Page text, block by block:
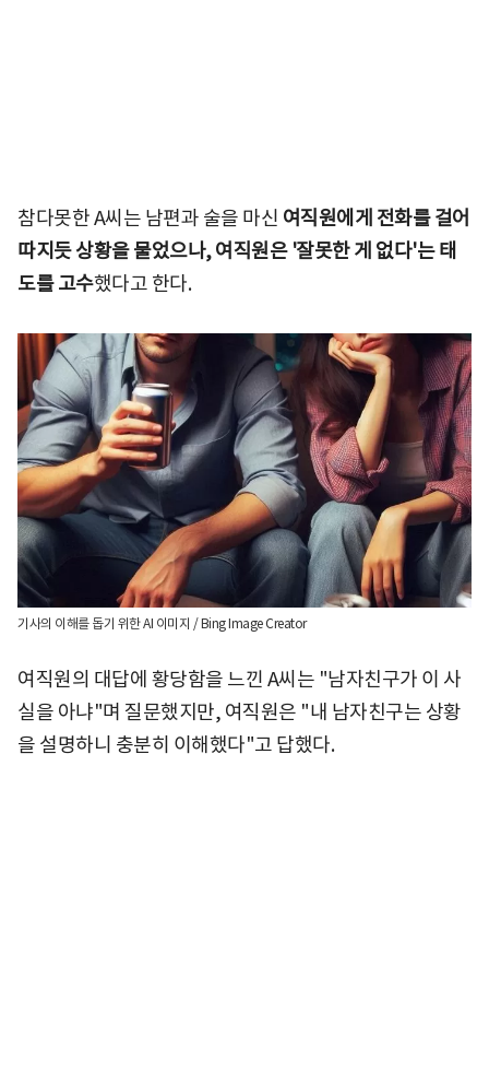
참다못한 A씨는 남편과 술을 마신 여직원에게 전화를 걸어
따지듯 상황을 물었으나, 여직원은 '잘못한 게 없다'는 태
도를 고수했다고 한다.
기사의 이해를 돕기 위한 AI 이미지 / Bing Image Creator
여직원의 대답에 황당함을 느낀 A씨는 "남자친구가 이 사
실을 아냐"며 질문했지만, 여직원은 "내 남자친구는 상황
을 설명하니 충분히 이해했다"고 답했다.